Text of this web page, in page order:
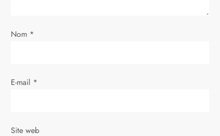
’
r
i
Nom *
E-mail *
Site web